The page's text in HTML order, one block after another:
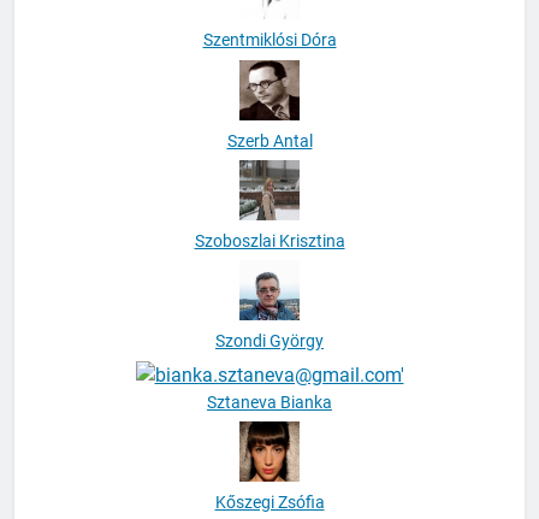
Szentmiklósi Dóra
Szerb Antal
Szoboszlai Krisztina
Szondi György
Sztaneva Bianka
Kőszegi Zsófia